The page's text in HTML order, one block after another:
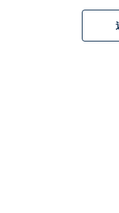
回答者からは、「と